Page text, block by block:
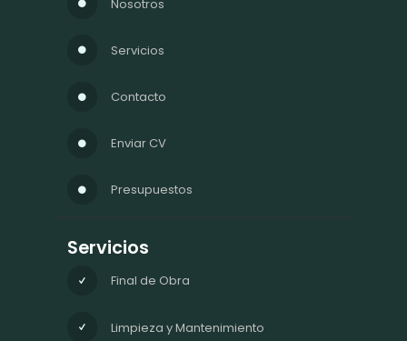
Nosotros
Servicios
Contacto
Enviar CV
Presupuestos
Servicios
Final de Obra
Limpieza y Mantenimiento